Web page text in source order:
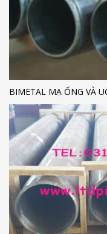
BIMETAL MẠ ỐNG VÀ